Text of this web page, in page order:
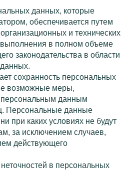
данных, которые
обеспечивается путем
и технических
в полном объеме
законодательства в области
сохранность персональных
возможные меры,
данным
Персональные данные
при каких условиях не будут
за исключением случаев,
действующего
в персональных